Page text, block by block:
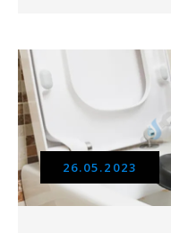
26.05.2023